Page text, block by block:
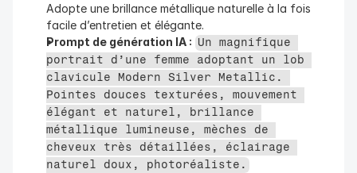
Adopte une brillance métallique naturelle à la fois
facile d’entretien et élégante.
Prompt de génération IA : Un magnifique
portrait d’une femme adoptant un lob
clavicule Modern Silver Metallic.
Pointes douces texturées, mouvement
élégant et naturel, brillance
métallique lumineuse, mèches de
cheveux très détaillées, éclairage
naturel doux, photoréaliste.